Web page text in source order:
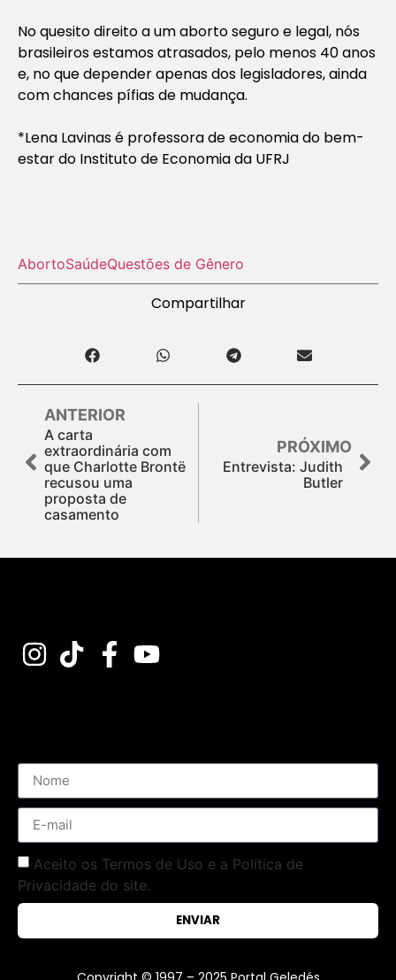
No quesito direito a um aborto seguro e legal, nós
brasileiros estamos atrasados, pelo menos 40 anos
e, no que depender apenas dos legisladores, ainda
com chances pífias de mudança.
*Lena Lavinas é professora de economia do bem-
estar do Instituto de Economia da UFRJ
AbortoSaúdeQuestões de Gênero
Compartilhar
ANTERIOR
A carta
extraordinária com
que Charlotte Brontë
recusou uma
proposta de
casamento
PRÓXIMO
Entrevista: Judith
Butler
Aceito os Termos de Uso e a Política de
Privacidade do site.
ENVIAR